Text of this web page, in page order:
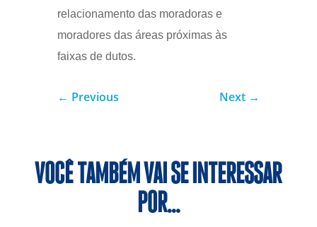
relacionamento das moradoras e
moradores das áreas próximas às
faixas de dutos.
← Previous Next →
VOCÊ TAMBÉM VAI SE INTERESSAR
POR…